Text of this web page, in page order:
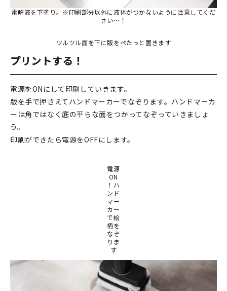
電解液を下塗り。※印刷部分以外に液体がつかないように注意してくだ
さい～！
ツルツル面を下に版をぺたっと置きます
プリントする！
電源をONにして印刷していきます。
版を手で押さえてハンドマーカーでなぞります。ハンドマーカ
ーは角ではなく底の平らな面をつかってなぞっていきましょ
う。
印刷ができたら電源をOFFにします。
電源
ON
！ハ
ンド
マー
カー
で絵
柄を
なぞ
りま
す